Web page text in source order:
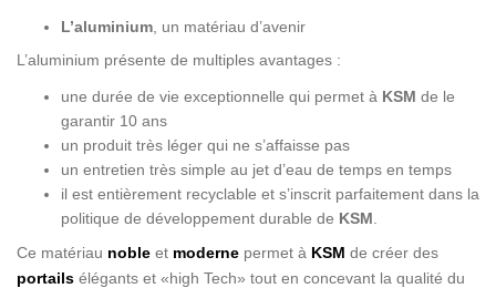
L’aluminium , un matériau d’avenir
L’aluminium présente de multiples avantages :
une durée de vie exceptionnelle qui permet à KSM de le
garantir 10 ans
un produit très léger qui ne s’affaisse pas
un entretien très simple au jet d’eau de temps en temps
il est entièrement recyclable et s’inscrit parfaitement dans la
politique de développement durable de KSM.
Ce matériau noble et moderne permet à KSM de créer des
portails élégants et «high Tech» tout en concevant la qualité du